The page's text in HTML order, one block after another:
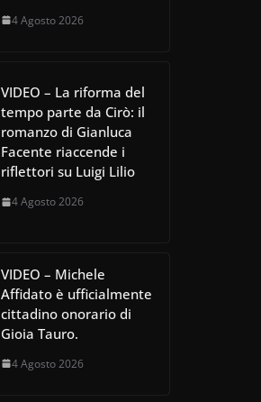
4 Agosto 2026
VIDEO – La riforma del
tempo parte da Cirò: il
romanzo di Gianluca
Facente riaccende i
riflettori su Luigi Lilio
4 Agosto 2026
VIDEO – Michele
Affidato è ufficialmente
cittadino onorario di
Gioia Tauro.
4 Agosto 2026